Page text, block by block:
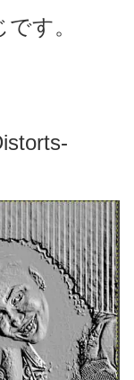
す。